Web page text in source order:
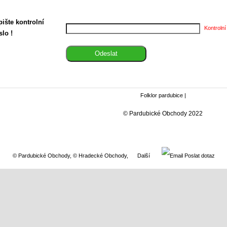
kontrolní
!
Folklor pardubice|
© Pardubické Obchody 2022
© Pardubické Obchody, © Hradecké Obchody, Další Poslat dotaz